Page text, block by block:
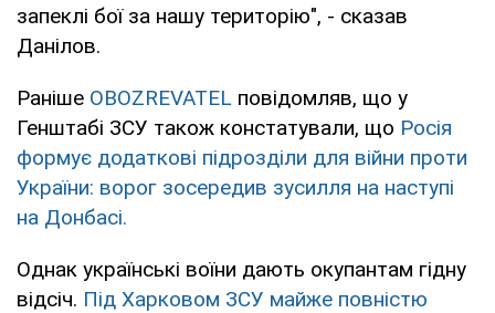
запеклі бої за нашу територію", - сказав
Данілов.
Раніше OBOZREVATEL повідомляв, що у
Генштабі ЗСУ також констатували, що Росія
формує додаткові підрозділи для війни проти
України: ворог зосередив зусилля на наступі
на Донбасі.
Однак українські воїни дають окупантам гідну
відсіч. Під Харковом ЗСУ майже повністю